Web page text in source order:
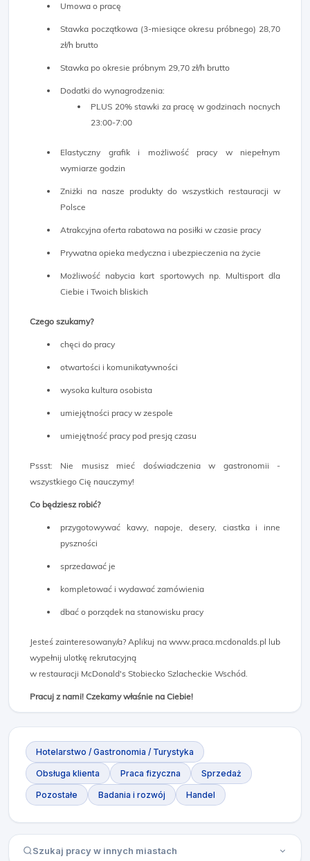
Umowa o pracę
Stawka początkowa (3-miesiące okresu próbnego) 28,70
zł/h brutto
Stawka po okresie próbnym 29,70 zł/h brutto
Dodatki do wynagrodzenia:
PLUS 20% stawki za pracę w godzinach nocnych
23:00-7:00
Elastyczny grafik i możliwość pracy w niepełnym
wymiarze godzin
Zniżki na nasze produkty do wszystkich restauracji w
Polsce
Atrakcyjna oferta rabatowa na posiłki w czasie pracy
Prywatna opieka medyczna i ubezpieczenia na życie
Możliwość nabycia kart sportowych np. Multisport dla
Ciebie i Twoich bliskich
Czego szukamy?
chęci do pracy
otwartości i komunikatywności
wysoka kultura osobista
umiejętności pracy w zespole
umiejętność pracy pod presją czasu
Pssst: Nie musisz mieć doświadczenia w gastronomii -
wszystkiego Cię nauczymy!
Co będziesz robić?
przygotowywać kawy, napoje, desery, ciastka i inne
pyszności
sprzedawać je
kompletować i wydawać zamówienia
dbać o porządek na stanowisku pracy
Jesteś zainteresowany/a? Aplikuj na www.praca.mcdonalds.pl lub
wypełnij ulotkę rekrutacyjną
w restauracji McDonald's Stobiecko Szlacheckie Wschód.
Pracuj z nami! Czekamy właśnie na Ciebie!
Hotelarstwo / Gastronomia / Turystyka
Obsługa klienta Praca fizyczna Sprzedaż
Pozostałe Badania i rozwój Handel
Szukaj pracy w innych miastach